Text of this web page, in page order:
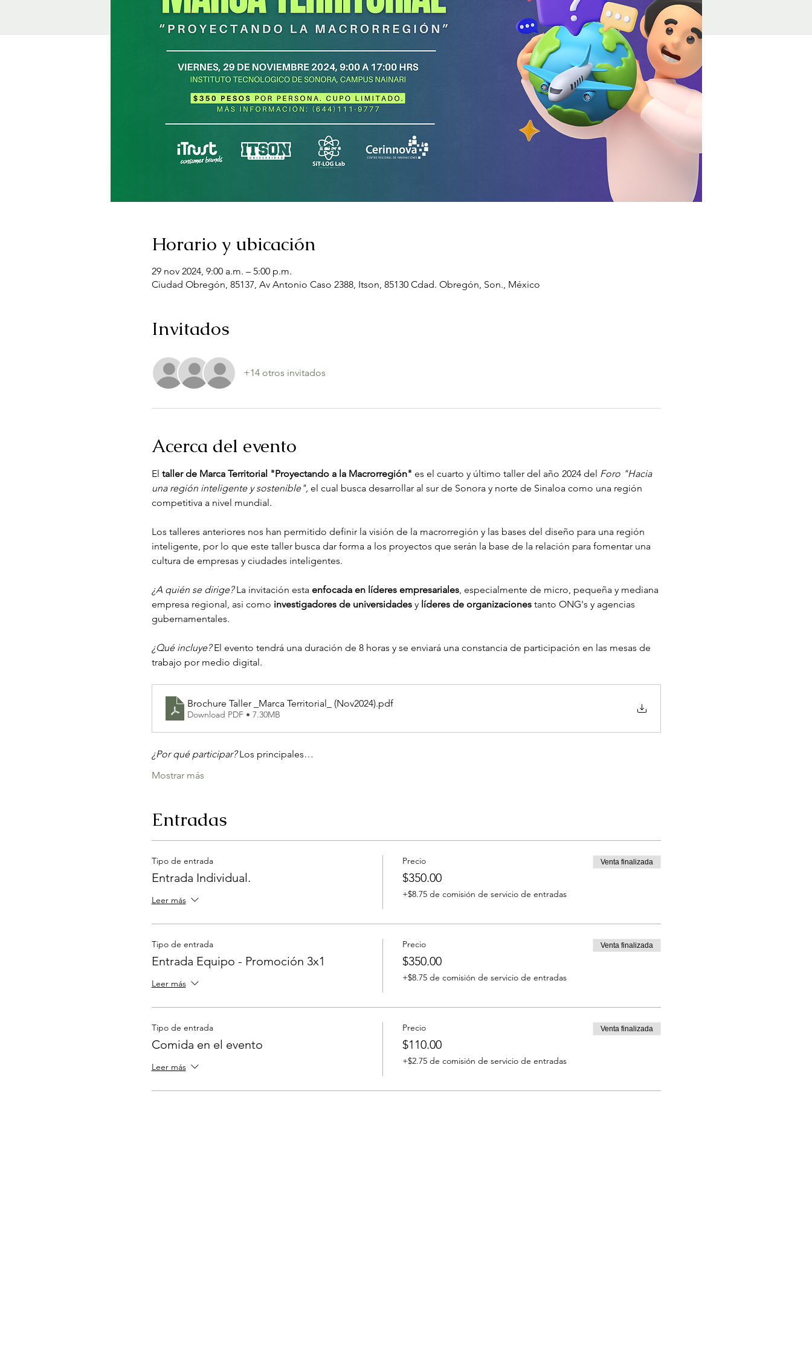
Horario y ubicación
29 nov 2024, 9:00 a.m. – 5:00 p.m.
Ciudad Obregón, 85137, Av Antonio Caso 2388, Itson, 85130 Cdad. Obregón, Son., México
Invitados
+14 otros invitados
Acerca del evento
El taller de Marca Territorial "Proyectando a la Macrorregión" es el cuarto y último taller del año 2024 del Foro "Hacia
una región inteligente y sostenible", el cual busca desarrollar al sur de Sonora y norte de Sinaloa como una región
competitiva a nivel mundial.
Los talleres anteriores nos han permitido definir la visión de la macrorregión y las bases del diseño para una región
inteligente, por lo que este taller busca dar forma a los proyectos que serán la base de la relación para fomentar una
cultura de empresas y ciudades inteligentes.
¿A quién se dirige? La invitación esta enfocada en líderes empresariales, especialmente de micro, pequeña y mediana
empresa regional, asi como investigadores de universidades y líderes de organizaciones tanto ONG's y agencias
gubernamentales.
¿Qué incluye? El evento tendrá una duración de 8 horas y se enviará una constancia de participación en las mesas de
trabajo por medio digital.
Brochure Taller _Marca Territorial_ (Nov2024).pdf
Download PDF • 7.30MB
¿Por qué participar? Los principales…
Mostrar más
Entradas
Tipo de entrada
Entrada Individual.
Leer más
Precio
$350.00
+$8.75 de comisión de servicio de entradas
Venta finalizada
Tipo de entrada
Entrada Equipo - Promoción 3x1
Leer más
Precio
$350.00
+$8.75 de comisión de servicio de entradas
Venta finalizada
Tipo de entrada
Comida en el evento
Leer más
Precio
$110.00
+$2.75 de comisión de servicio de entradas
Venta finalizada